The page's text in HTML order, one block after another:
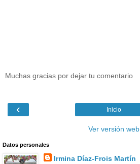
Muchas gracias por dejar tu comentario
‹ Inicio
Ver versión web
Datos personales
Irmina Díaz-Frois Martín